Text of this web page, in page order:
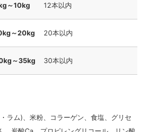
～10kg 12本以内
～20kg 20本以内
～35kg 30本以内
ラム)、米粉、コラーゲン、食塩、グリセ